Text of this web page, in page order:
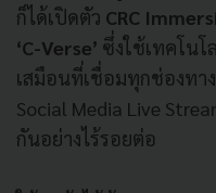
ก็ได้เปิดตัว CRC
‘C-Verse’ ซึ่งใช้เทคโนโ
เสมือนที่เชื่อมทุกช่องทา
Social Media Live
กันอย่างไร้รอยต่อ